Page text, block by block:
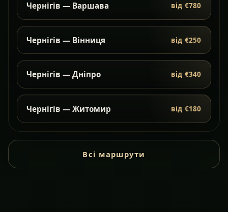
Чернігів — Варшава від €780
Чернігів — Вінниця від €250
Чернігів — Дніпро від €340
Чернігів — Житомир від €180
Всі маршрути